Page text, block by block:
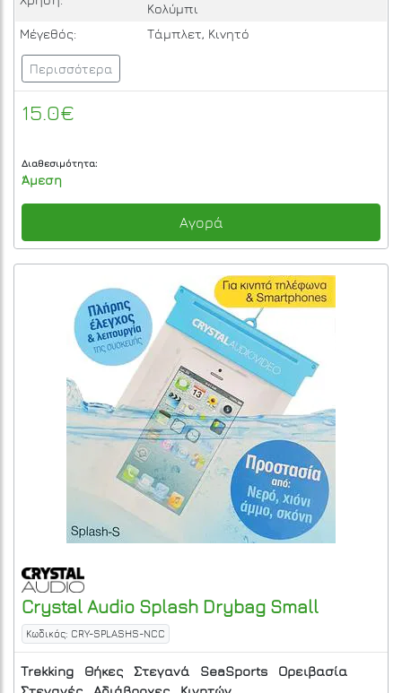
Κολύμπι
Μέγεθός:
Τάμπλετ, Κινητό
Περισσότερα
15.0€
Διαθεσιμότητα:
Άμεση
Αγορά
Crystal Audio Splash Drybag Small
Κωδικός: CRY-SPLASHS-NCC
Trekking Θήκες Στεγανά SeaSports
Ορειβασία